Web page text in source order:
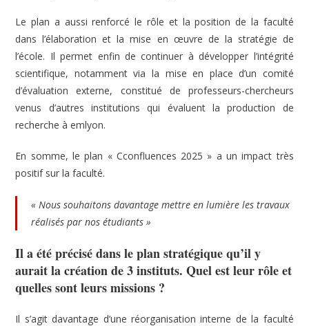
Le plan a aussi renforcé le rôle et la position de la faculté
dans l’élaboration et la mise en œuvre de la stratégie de
l’école. Il permet enfin de continuer à développer l’intégrité
scientifique, notamment via la mise en place d’un comité
d’évaluation externe, constitué de professeurs-chercheurs
venus d’autres institutions qui évaluent la production de
recherche à emlyon.
En somme, le plan « Cconfluences 2025 » a un impact très
positif sur la faculté.
« Nous souhaitons davantage mettre en lumière les travaux
réalisés par nos étudiants »
Il a été précisé dans le plan stratégique qu’il y
aurait la création de 3 instituts. Quel est leur rôle et
quelles sont leurs missions ?
Il s’agit davantage d’une réorganisation interne de la faculté